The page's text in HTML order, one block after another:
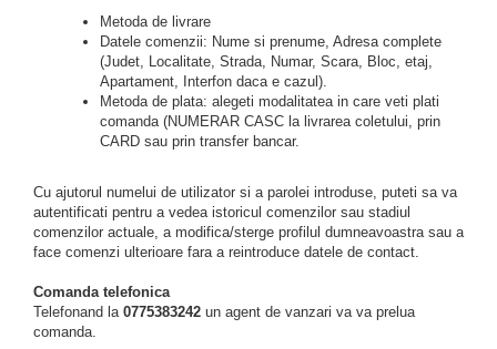
Metoda de livrare
Datele comenzii: Nume si prenume, Adresa complete
(Judet, Localitate, Strada, Numar, Scara, Bloc, etaj,
Apartament, Interfon daca e cazul).
Metoda de plata: alegeti modalitatea in care veti plati
comanda (NUMERAR CASC la livrarea coletului, prin
CARD sau prin transfer bancar.
Cu ajutorul numelui de utilizator si a parolei introduse, puteti sa va
autentificati pentru a vedea istoricul comenzilor sau stadiul
comenzilor actuale, a modifica/sterge profilul dumneavoastra sau a
face comenzi ulterioare fara a reintroduce datele de contact.
Comanda telefonica
Telefonand la 0775383242 un agent de vanzari va va prelua
comanda.